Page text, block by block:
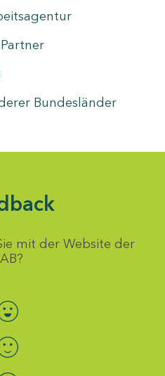
Bundesländer
mit der Website der
auswählen